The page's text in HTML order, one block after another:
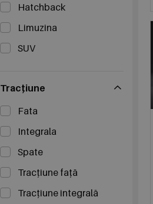
Hatchback
Limuzina
SUV
Tracțiune
Fata
Integrala
Spate
Tracțiune față
Tracțiune integrală